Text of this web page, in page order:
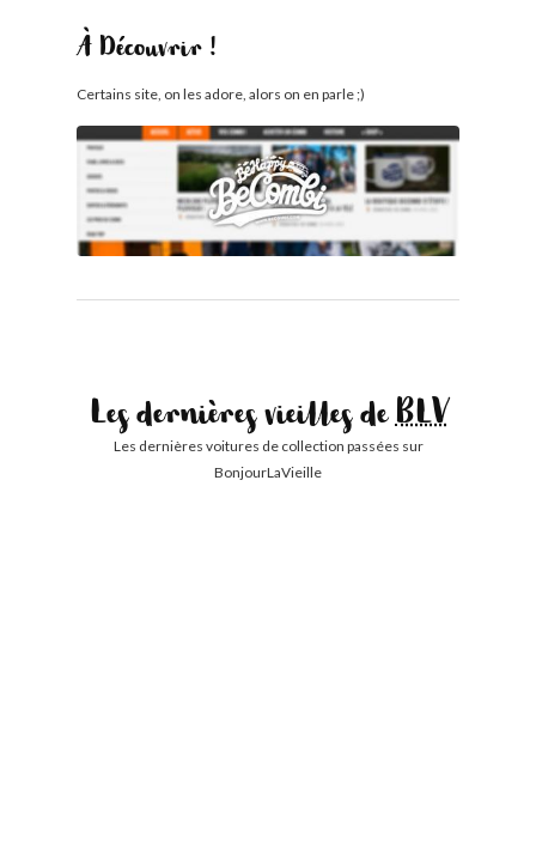
À Découvrir !
Certains site, on les adore, alors on en parle ;)
Les dernières vieilles deBLV
Les dernières voitures de collection passées sur
BonjourLaVieille